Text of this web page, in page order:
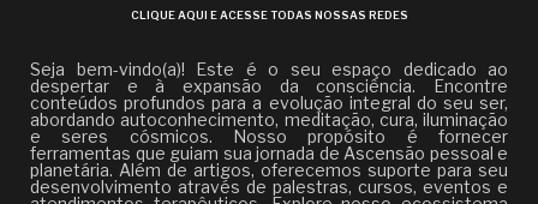
CLIQUE AQUI E ACESSE TODAS NOSSAS REDES
Seja bem-vindo(a)! Este é o seu espaço dedicado ao
despertar e à expansão da consciência. Encontre
conteúdos profundos para a evolução integral do seu ser,
abordando autoconhecimento, meditação, cura, iluminação
e seres cósmicos. Nosso propósito é fornecer
ferramentas que guiam sua jornada de Ascensão pessoal e
planetária. Além de artigos, oferecemos suporte para seu
desenvolvimento através de palestras, cursos, eventos e